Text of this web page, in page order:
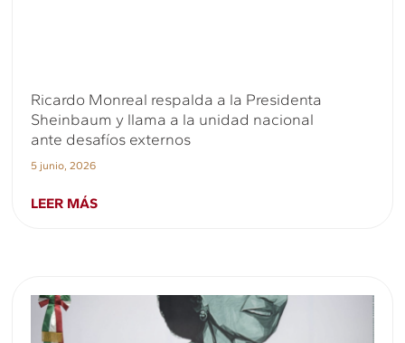
Ricardo Monreal respalda a la Presidenta
Sheinbaum y llama a la unidad nacional
ante desafíos externos
5 junio, 2026
LEER MÁS